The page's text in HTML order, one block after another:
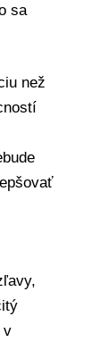
sa
než
v